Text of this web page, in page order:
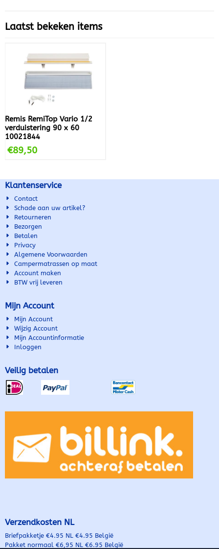
roosters dient u te
Laatst bekeken items
Remis RemiTop Vario 1/2
verduistering 90 x 60
10021844
€89,50
Klantenservice
Contact
Schade aan uw artikel?
Retourneren
Bezorgen
Betalen
Privacy
Algemene Voorwaarden
Campermatrassen op maat
Account maken
BTW vrij leveren
Mijn Account
Mijn Account
Wijzig Account
Mijn Accountinformatie
Inloggen
Veilig betalen
Verzendkosten NL
Briefpakketje €4.95 NL €4.95 België
Pakket normaal €6,95 NL €6.95 België